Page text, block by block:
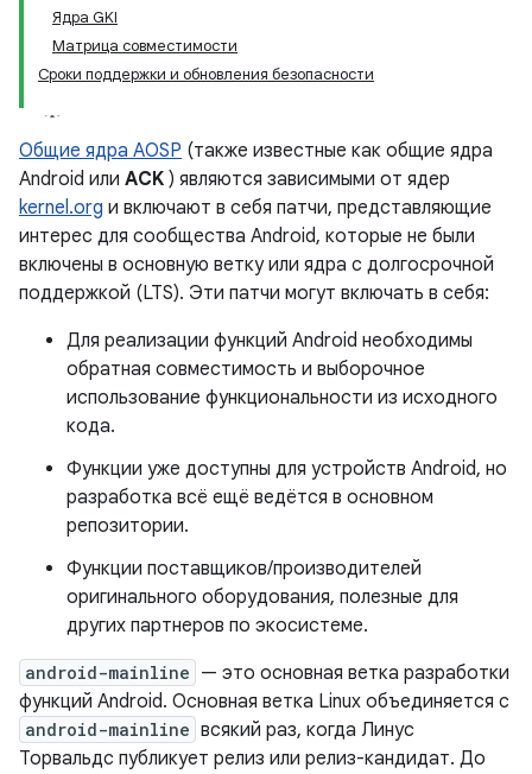
Ядра GKI
Матрица совместимости
Сроки поддержки и обновления безопасности
Общие ядра AOSP (также известные как общие ядра
Android или ACK ) являются зависимыми от ядер
kernel.org и включают в себя патчи, представляющие
интерес для сообщества Android, которые не были
включены в основную ветку или ядра с долгосрочной
поддержкой (LTS). Эти патчи могут включать в себя:
Для реализации функций Android необходимы
обратная совместимость и выборочное
использование функциональности из исходного
кода.
Функции уже доступны для устройств Android, но
разработка всё ещё ведётся в основном
репозитории.
Функции поставщиков/производителей
оригинального оборудования, полезные для
других партнеров по экосистеме.
android-mainline — это основная ветка разработки
функций Android. Основная ветка Linux объединяется с
android-mainline всякий раз, когда Линус
Торвальдс публикует релиз или релиз-кандидат. До